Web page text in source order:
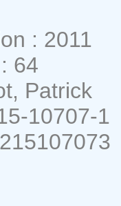
: 2011
64
Patrick
10707-1